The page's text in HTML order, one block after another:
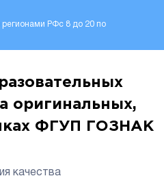
регионами РФс 8 до 20 по
оригинальных,
ФГУП ГОЗНАК
качества